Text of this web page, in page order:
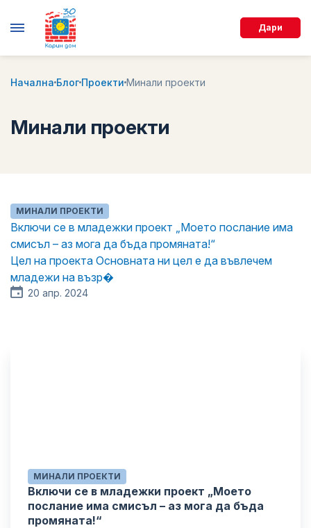
Дари
Начална Блог Проекти Минали проекти
Минали проекти
МИНАЛИ ПРОЕКТИ
Включи се в младежки проект „Моето послание има
смисъл – аз мога да бъда промяната!“
Цел на проекта Основната ни цел е да въвлечем
младежи на възр�
20 апр. 2024
МИНАЛИ ПРОЕКТИ
Включи се в младежки проект „Моето
послание има смисъл – аз мога да бъда
промяната!“